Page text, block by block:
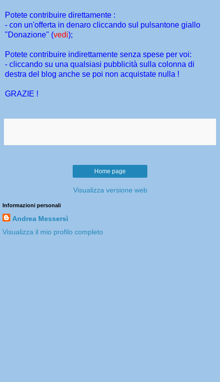
Potete contribuire direttamente :
- con un'offerta in denaro cliccando sul pulsantone giallo
"Donazione" (vedi);
Potete contribuire indirettamente senza spese per voi:
- cliccando su una qualsiasi pubblicità sulla colonna di
destra del blog anche se poi non acquistate nulla !
GRAZIE !
Home page
Visualizza versione web
Informazioni personali
Andrea Messersì
Visualizza il mio profilo completo